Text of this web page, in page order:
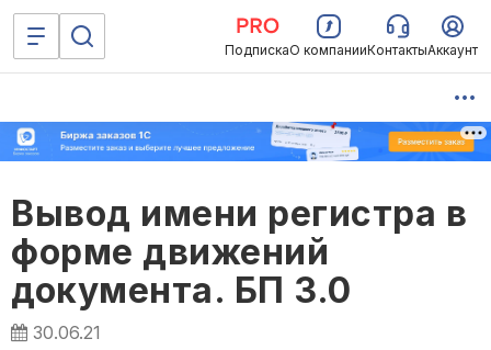
ПодпискаО компанииКонтактыАккаунт
Вывод имени регистра в
форме движений
документа. БП 3.0
30.06.21